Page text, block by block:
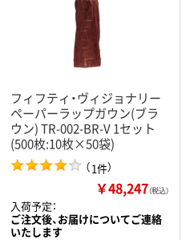
フィフティ・ヴィジョナリー
ペーパーラップガウン(ブラ
ウン) TR-002-BR-V 1セット
(500枚:10枚×50袋)
（1件）
￥48,247（税込）
入荷予定：
ご注文後、お届けについてご連絡
いたします